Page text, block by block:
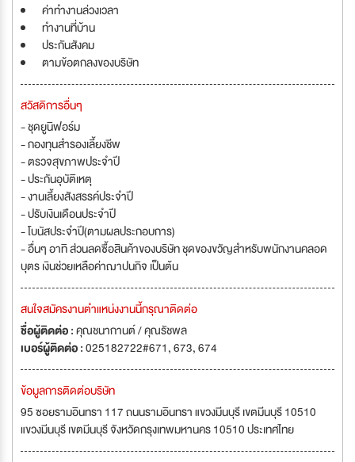
ค่าทำงานล่วงเวลา
ทำงานที่บ้าน
ประกันสังคม
ตามข้อตกลงของบริษัท
สวัสดิการอื่นๆ
- ชุดยูนิฟอร์ม
- กองทุนสำรองเลี้ยงชีพ
- ตรวจสุขภาพประจำปี
- ประกันอุบัติเหตุ
- งานเลี้ยงสังสรรค์ประจำปี
- ปรับเงินเดือนประจำปี
- โบนัสประจำปี(ตามผลประกอบการ)
- อื่นๆ อาทิ ส่วนลดซื้อสินค้าของบริษัท ชุดของขวัญสำหรับพนักงานคลอด
บุตร เงินช่วยเหลือค่าฌาปนกิจ เป็นต้น
สนใจสมัครงานตำแหน่งงานนี้กรุณาติดต่อ
ชื่อผู้ติดต่อ :คุณชนากานต์ / คุณรัชพล
เบอร์ผู้ติดต่อ :025182722#671, 673, 674
ข้อมูลการติดต่อบริษัท
95 ซอยรามอินทรา 117 ถนนรามอินทรา แขวงมีนบุรี เขตมีนบุรี 10510
แขวงมีนบุรี เขตมีนบุรี จังหวัดกรุงเทพมหานคร 10510 ประเทศไทย